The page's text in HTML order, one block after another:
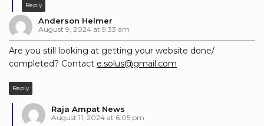
Reply
Anderson Helmer
August 9, 2024 at 9:33 am
Are you still looking at getting your website done/
completed? Contact e.solus@gmail.com
Reply
Raja Ampat News
August 11, 2024 at 6:05 pm